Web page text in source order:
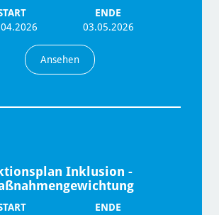
ENDE
03.05.2026
Ansehen
Inklusion -
ENDE